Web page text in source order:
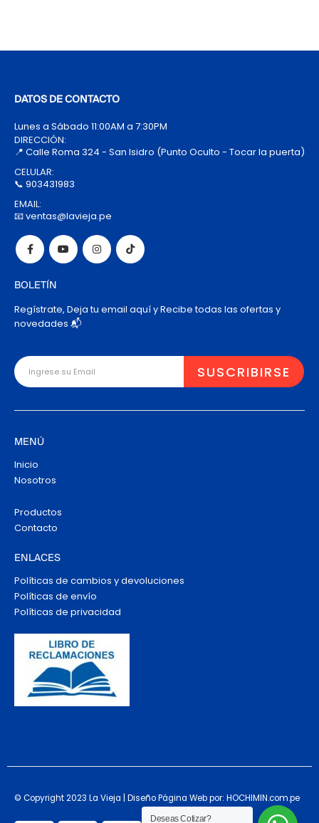
DATOS DE CONTACTO
Lunes a Sábado 11:00AM a 7:30PM
DIRECCIÓN:
📍 Calle Roma 324 - San Isidro (Punto Oculto - Tocar la puerta)
CELULAR:
📞 903431983
EMAIL:
📧 ventas@lavieja.pe
BOLETÍN
Regístrate, Deja tu email aquí y Recibe todas las ofertas y
novedades 📬
MENÚ
Inicio
Nosotros
Productos
Contacto
ENLACES
Políticas de cambios y devoluciones
Políticas de envío
Políticas de privacidad
© Copyright 2023 La Vieja | Diseño Página Web por: HOCHIMIN.com.pe
Deseas Cotizar?